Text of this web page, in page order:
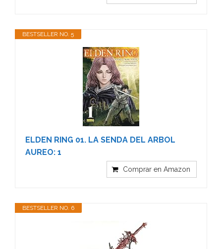
BESTSELLER NO. 5
ELDEN RING 01. LA SENDA DEL ARBOL
AUREO: 1
Comprar en Amazon
BESTSELLER NO. 6